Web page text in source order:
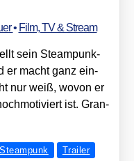
• Film, TV & Stream
sein Steam­punk-
er macht ganz ein­
nur weiß, wovon er
ist. Gran­
Steampunk
Trailer